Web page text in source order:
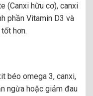
(Canxi hữu cơ), canxi
phần Vitamin D3 và
hơn.
béo omega 3, canxi,
ngừa hoặc giảm đau